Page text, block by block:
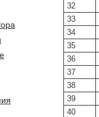
32
33
34
35
36
37
38
39
40